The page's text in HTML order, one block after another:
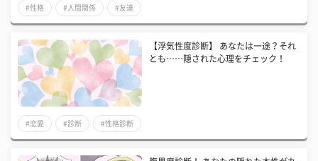
#性格 #人間関係 #友達
【浮気性度診断】 あなたは一途？それ
とも……隠された心理をチェック！
#恋愛 #診断 #性格診断